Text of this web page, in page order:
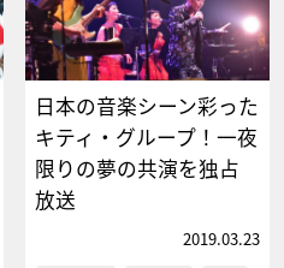
日本の音楽シーン彩った
キティ・グループ！一夜
限りの夢の共演を独占
放送
2019.03.23